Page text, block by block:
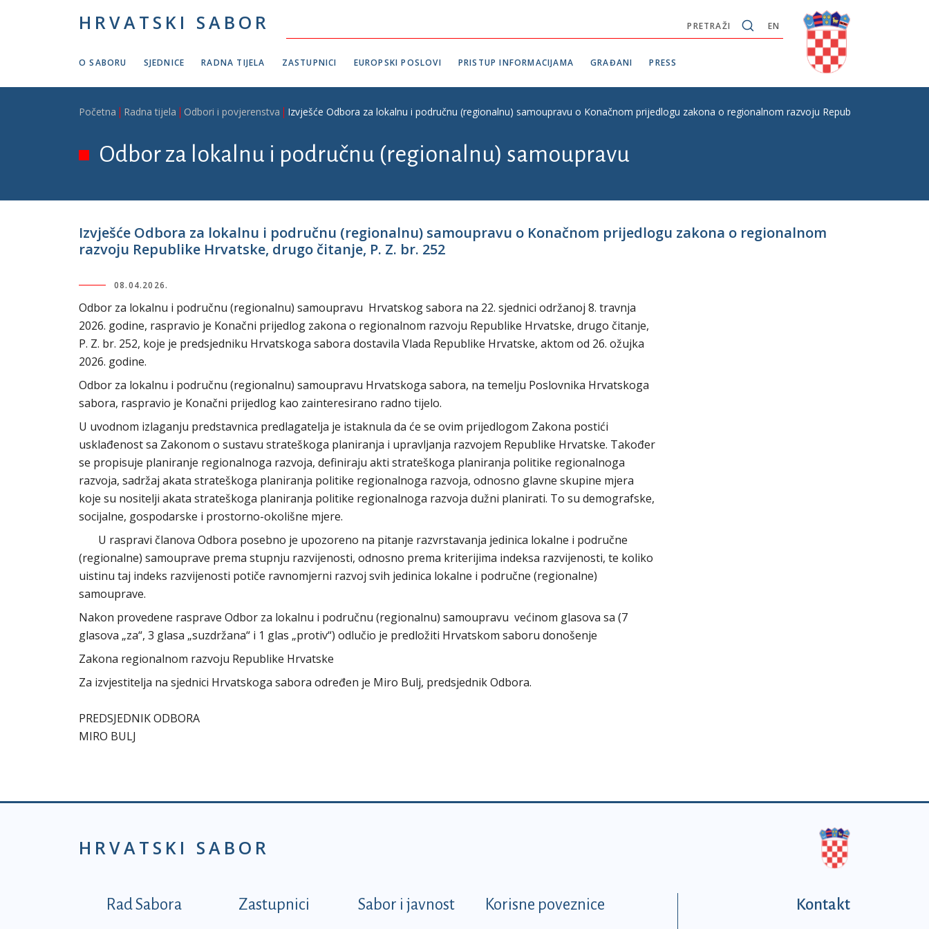
HRVATSKI SABOR EN
PRETRAŽI
O SABORU SJEDNICE RADNA TIJELA ZASTUPNICI EUROPSKI POSLOVI PRISTUP INFORMACIJAMA GRAĐANI PRESS
Breadcrumb
Početna Radna tijela Odbori i povjerenstva Izvješće Odbora za lokalnu i područnu (regionalnu) samoupravu o Konačnom prijedlogu zakona o regionalnom razvoju Republike Hrvatske,
Odbor za lokalnu i područnu (regionalnu) samoupravu
Izvješće Odbora za lokalnu i područnu (regionalnu) samoupravu o Konačnom prijedlogu zakona o regionalnom
razvoju Republike Hrvatske, drugo čitanje, P. Z. br. 252
08.04.2026.
Odbor za lokalnu i područnu (regionalnu) samoupravu Hrvatskog sabora na 22. sjednici održanoj 8. travnja
2026. godine, raspravio je Konačni prijedlog zakona o regionalnom razvoju Republike Hrvatske, drugo čitanje,
P. Z. br. 252, koje je predsjedniku Hrvatskoga sabora dostavila Vlada Republike Hrvatske, aktom od 26. ožujka
2026. godine.
Odbor za lokalnu i područnu (regionalnu) samoupravu Hrvatskoga sabora, na temelju Poslovnika Hrvatskoga
sabora, raspravio je Konačni prijedlog kao zainteresirano radno tijelo.
U uvodnom izlaganju predstavnica predlagatelja je istaknula da će se ovim prijedlogom Zakona postići
usklađenost sa Zakonom o sustavu strateškoga planiranja i upravljanja razvojem Republike Hrvatske. Također
se propisuje planiranje regionalnoga razvoja, definiraju akti strateškoga planiranja politike regionalnoga
razvoja, sadržaj akata strateškoga planiranja politike regionalnoga razvoja, odnosno glavne skupine mjera
koje su nositelji akata strateškoga planiranja politike regionalnoga razvoja dužni planirati. To su demografske,
socijalne, gospodarske i prostorno-okolišne mjere.
U raspravi članova Odbora posebno je upozoreno na pitanje razvrstavanja jedinica lokalne i područne
(regionalne) samouprave prema stupnju razvijenosti, odnosno prema kriterijima indeksa razvijenosti, te koliko
uistinu taj indeks razvijenosti potiče ravnomjerni razvoj svih jedinica lokalne i područne (regionalne)
samouprave.
Nakon provedene rasprave Odbor za lokalnu i područnu (regionalnu) samoupravu većinom glasova sa (7
glasova „za“, 3 glasa „suzdržana“ i 1 glas „protiv“) odlučio je predložiti Hrvatskom saboru donošenje
Zakona regionalnom razvoju Republike Hrvatske
Za izvjestitelja na sjednici Hrvatskoga sabora određen je Miro Bulj, predsjednik Odbora.
PREDSJEDNIK ODBORA
MIRO BULJ
HRVATSKI SABOR
Podnožje prvi izbornik
Rad Sabora Zastupnici Sabor i javnost Korisne poveznice Kontakt